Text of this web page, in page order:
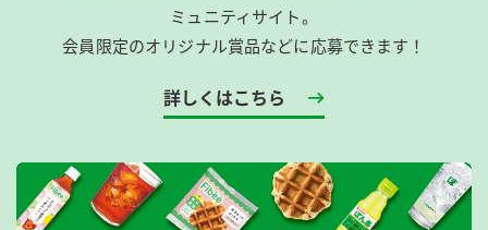
ミュニティサイト。
会員限定のオリジナル賞品などに応募できます！
詳しくはこちら